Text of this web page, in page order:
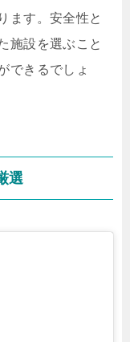
ます。安全性と
施設を選ぶこと
できるでしょ
選